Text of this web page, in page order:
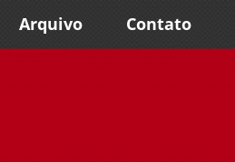
Arquivo Contato